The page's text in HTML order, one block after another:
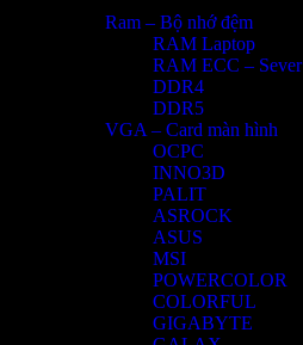
Ram – Bộ nhớ đệm
RAM Laptop
RAM ECC – Sever
DDR4
DDR5
VGA – Card màn hình
OCPC
INNO3D
PALIT
ASROCK
ASUS
MSI
POWERCOLOR
COLORFUL
GIGABYTE